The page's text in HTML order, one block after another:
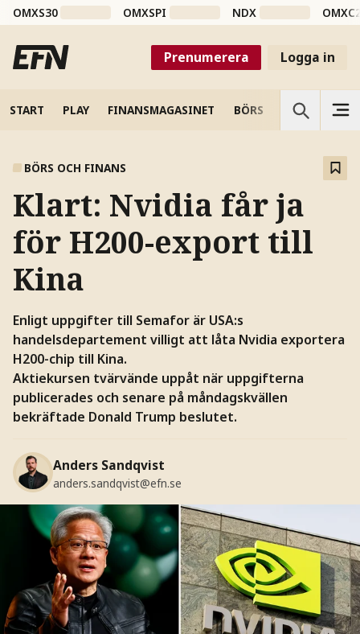
OMXS30 OMXSPI NDX
Prenumerera Logga in
START PLAY FINANSMAGASINET BÖRS VETENSKAP
BÖRS OCH FINANS
Klart: Nvidia får ja
för H200-export till
Kina
Enligt uppgifter till Semafor är USA:s
handelsdepartement villigt att låta Nvidia exportera
H200-chip till Kina.
Aktiekursen tvärvände uppåt när uppgifterna
publicerades och senare på måndagskvällen
bekräftade Donald Trump beslutet.
Anders Sandqvist
anders.sandqvist@efn.se